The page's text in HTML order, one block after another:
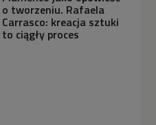
o tworzeniu. Rafaela
Carrasco: kreacja sztuki
to ciągły proces